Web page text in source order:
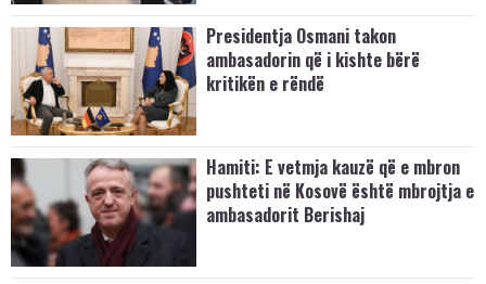
Presidentja Osmani takon
ambasadorin që i kishte bërë
kritikën e rëndë
Hamiti: E vetmja kauzë që e mbron
pushteti në Kosovë është mbrojtja e
ambasadorit Berishaj